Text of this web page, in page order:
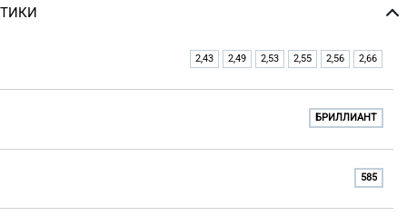
2,43 2,49 2,53 2,55 2,56 2,66
БРИЛЛИАНТ
585